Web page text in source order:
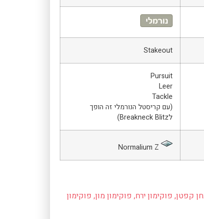
Stakeout
Pursuit
Leer
Tackle
(עם קריסטל הנורמלי זה הופך
לBreakneck Blitz)
קפטן, פוקימון ירח, פוקימון מון, פוקימון